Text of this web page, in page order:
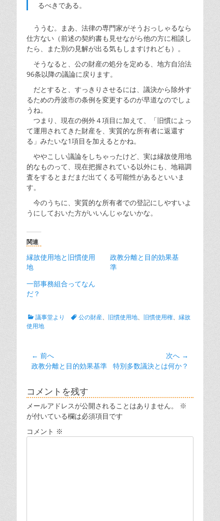
るべきである。
ううむ。まあ、法律の専門家がそうおっしゃるなら
仕方ない（前述の契約書も見せながら他の方に相談し
たら、また別の見解が出る気もしますけれども）。
そうなると、公の財産の処分を定める、地方自治法
96条以降の議論に戻ります。
だとすると、すっきりさせるには、議決から除外す
るための丹波市の条例を変更するのが早道なのでしょ
うね。
つまり、現在の例外４項目に加えて、「旧慣によっ
て運用されてきた財産を、実質的な所有者に返還す
る」みたいな1項目を加えるとかね。
ややこしい議論をしちゃったけど、実は縁故使用地
的なものって、現在把握されている以外にも、地籍調
査をするとまだまだ出てくる可能性があるといいま
す。
今のうちに、実質的な所有者での登記にしやすいよ
うにしておいた方がいいんじゃないかな。
関連
縁故使用地と旧慣使用
地
政教分離と目的効果基
準
一部事務組合ってなん
だ？
カ
テ
議事堂より
タ 公の財産、 旧慣使用地、 旧慣使用権、 縁故
使用地
投
稿
ビ
ゲ
ー
シ
← 前へ
前
稿:
政教分離と目的効果基準
次へ →
次
稿:
特別多数議決とは何か？
コメントを残す
メールアドレスが公開されることはありません。
※
が付いている欄は必須項目です
コメント ※